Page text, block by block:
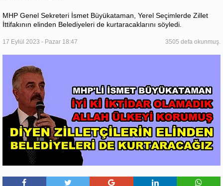
MHP Genel Sekreteri İsmet Büyükataman, Yerel Seçimlerde Zillet
İttifakının elinden Belediyeleri de kurtaracaklarını söyledi.
17 Eylül 2023 - Pazar 18:47 3505 defa okunmuş.